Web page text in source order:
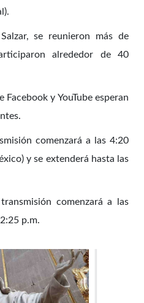
se reunieron más de
alrededor de 40
Facebook y YouTube esperan
comenzará a las 4:20
y se extenderá hasta las
comenzará a las
p.m.